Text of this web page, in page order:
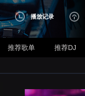
播放记录
推荐歌单 推荐DJ